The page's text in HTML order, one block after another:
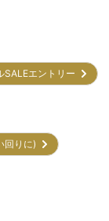
SALEエントリー
回りに)